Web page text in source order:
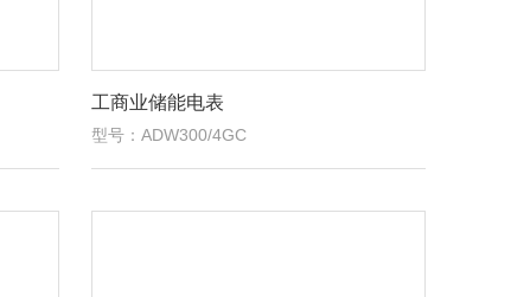
工商业储能电表
型号：ADW300/4GC